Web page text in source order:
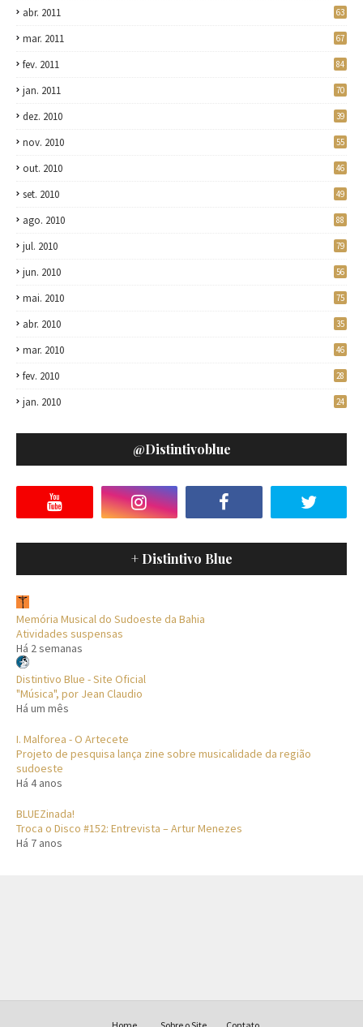
abr. 2011 63
mar. 2011 67
fev. 2011 84
jan. 2011 70
dez. 2010 39
nov. 2010 55
out. 2010 46
set. 2010 49
ago. 2010 88
jul. 2010 79
jun. 2010 56
mai. 2010 75
abr. 2010 35
mar. 2010 46
fev. 2010 28
jan. 2010 24
@distintivoblue
+ Distintivo Blue
Memória Musical do Sudoeste da Bahia
Atividades suspensas
Há 2 semanas
Distintivo Blue - Site Oficial
"Música", por Jean Claudio
Há um mês
I. Malforea - O Artecete
Projeto de pesquisa lança zine sobre musicalidade da região
sudoeste
Há 4 anos
BLUEZinada!
Troca o Disco #152: Entrevista – Artur Menezes
Há 7 anos